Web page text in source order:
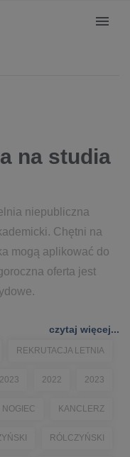
na studia
niepubliczna
Chętni na
mogą aplikować do
oferta jest
czytaj więcej...
REKRUTACJA LETNIA
2022 2023
NOGIEC KANCLERZ
RÓLCZYŃSKI